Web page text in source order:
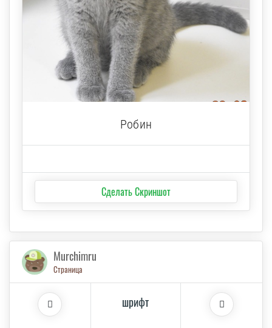
Робин
Сделать Скриншот
Murchimru
Страница
шрифт